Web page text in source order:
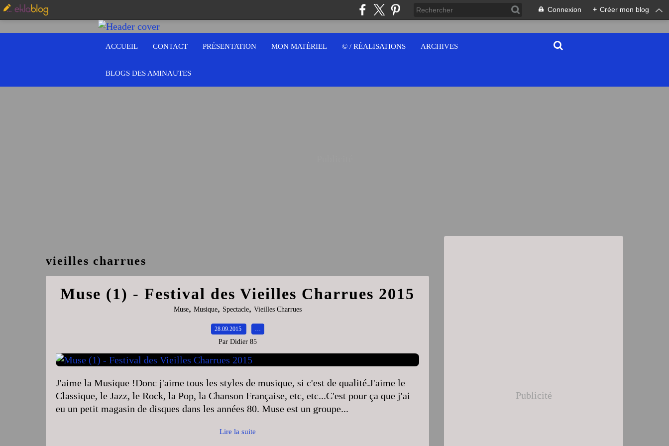
Connexion + Créer mon blog
ACCUEIL CONTACT PRÉSENTATION MON MATÉRIEL © / RÉALISATIONS ARCHIVES
BLOGS DES AMINAUTES
vieilles charrues
Muse (1) - Festival des Vieilles Charrues 2015
Muse, Musique, Spectacle, Vieilles Charrues
28.09.2015 …
Par Didier 85
J'aime la Musique !Donc j'aime tous les styles de musique, si c'est de qualité.J'aime le
Classique, le Jazz, le Rock, la Pop, la Chanson Française, etc, etc...C'est pour ça que j'ai
eu un petit magasin de disques dans les années 80. Muse est un groupe...
Lire la suite
Publicité